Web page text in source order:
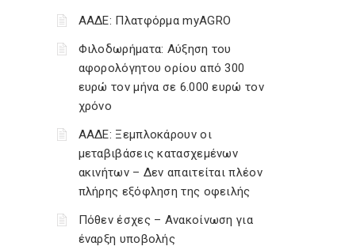
ΑΑΔΕ: Πλατφόρμα myAGRO
Φιλοδωρήματα: Αύξηση του
αφορολόγητου ορίου από 300
ευρώ τον μήνα σε 6.000 ευρώ τον
χρόνο
ΑΑΔΕ: Ξεμπλοκάρουν οι
μεταβιβάσεις κατασχεμένων
ακινήτων – Δεν απαιτείται πλέον
πλήρης εξόφληση της οφειλής
Πόθεν έσχες – Ανακοίνωση για
έναρξη υποβολής